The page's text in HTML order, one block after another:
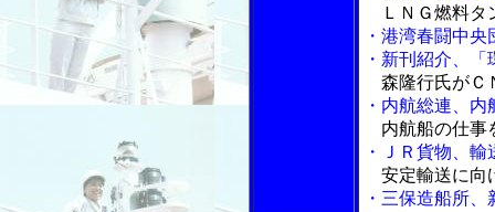
ＬＮＧ燃料タ
・港湾春闘中
・新刊紹介、
森隆行氏がＣ
・内航総連、
内航船の仕事
・ＪＲ貨物、
安定輸送に向
・三保造船所